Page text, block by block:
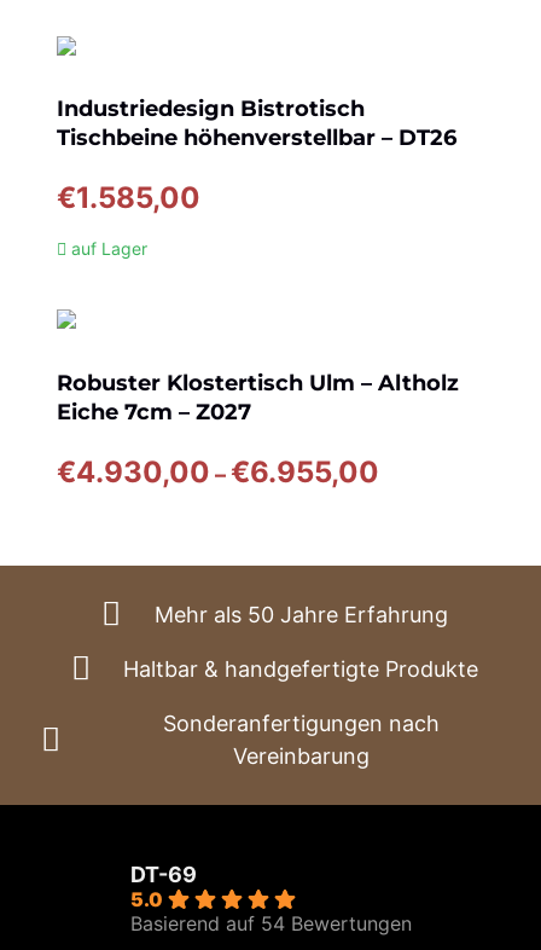
Industriedesign Bistrotisch
Tischbeine höhenverstellbar – DT26
€1.585,00
auf Lager
Robuster Klostertisch Ulm – Altholz
Eiche 7cm – Z027
€4.930,00 –€6.955,00
€6.955,00
Mehr als 50 Jahre Erfahrung
Haltbar & handgefertigte Produkte
Sonderanfertigungen nach
Vereinbarung
DT-69
5.0
Basierend auf 54 Bewertungen